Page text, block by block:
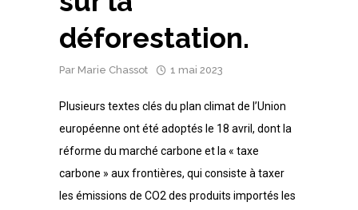
déforestation.
Par Marie Chassot 1 mai 2023
Plusieurs textes clés du plan climat de l’Union
européenne ont été adoptés le 18 avril, dont la
réforme du marché carbone et la « taxe
carbone » aux frontières, qui consiste à taxer
les émissions de CO2 des produits importés les